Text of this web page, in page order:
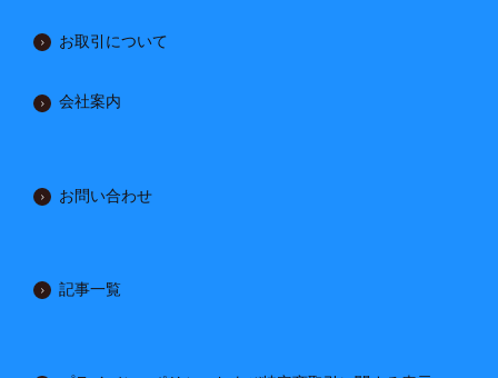
お取引について
会社案内
お問い合わせ
記事一覧